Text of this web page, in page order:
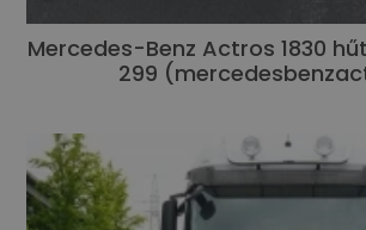
Mercedes-Benz Actros 1830
299